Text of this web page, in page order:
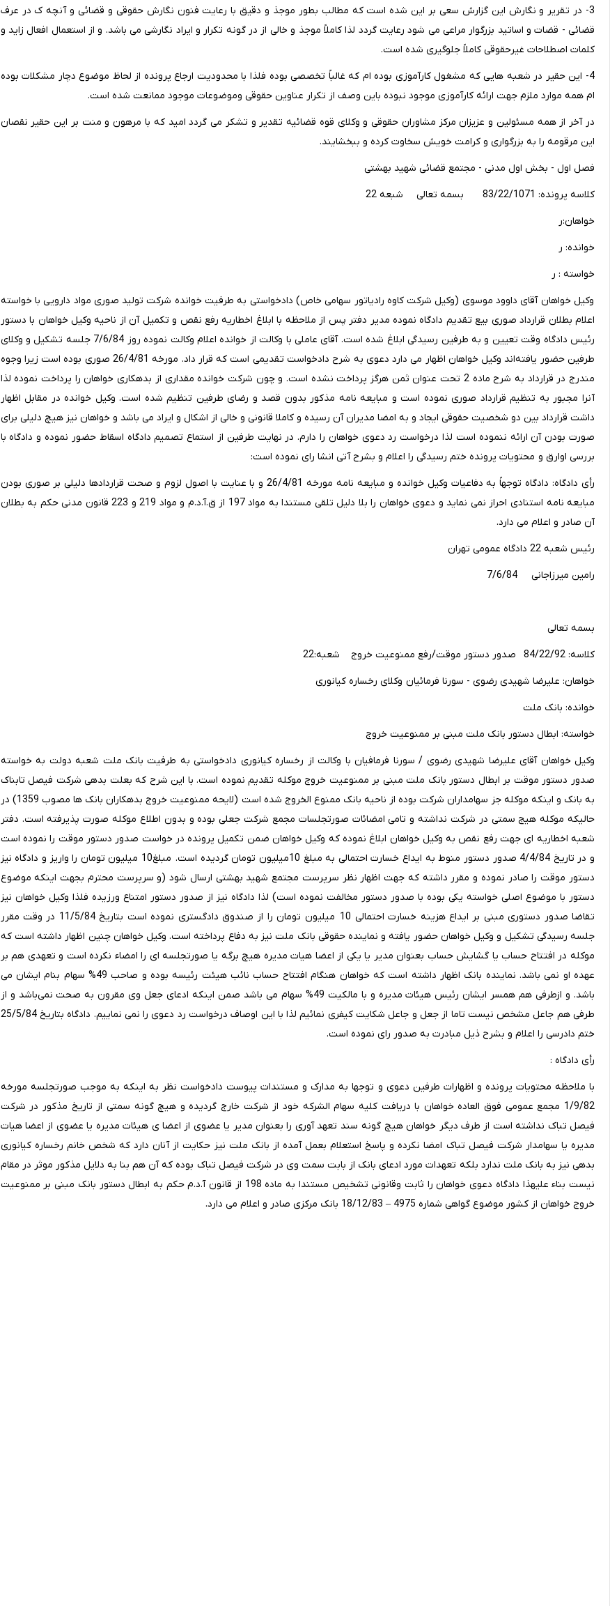
3- در تقریر و نگارش این گزارش سعی بر این شده است که مطالب بطور موجذ و دقیق با رعایت فنون نگارش حقوقی و قضائی و آنچه ک در عرف
قضائی - قضات و اساتید بزرگوار مراعی می شود رعایت گردد لذا کاملاً موجذ و خالی از در گونه تکرار و ایراد نگارشی می باشد. و از استعمال افعال زاید و
کلمات اصطلاحات غیرحقوقی کاملاً جلوگیری شده است.
4- این حقیر در شعبه هایی که مشغول کارآموزی بوده ام که غالباً تخصصی بوده فلذا با محدودیت ارجاع پرونده از لحاظ موضوع دچار مشکلات بوده
ام همه موارد ملزم جهت ارائه کارآموزی موجود نبوده باین وصف از تکرار عناوین حقوقی وموضوعات موجود ممانعت شده است.
در آخر از همه مسئولین و عزیزان مرکز مشاوران حقوقی و وکلای قوه قضائیه تقدیر و تشکر می گردد امید که با مرهون و منت بر این حقیر نقصان
این مرقومه را به بزرگواری و کرامت خویش سخاوت کرده و ببخشایند.
فصل اول - بخش اول مدنی - مجتمع قضائی شهید بهشتی
کلاسه پرونده: 83/22/1071 بسمه تعالی شبعه 22
خواهان:ر
خوانده: ر
خواسته : ر
وکیل خواهان آقای داوود موسوی (وکیل شرکت کاوه رادیاتور سهامی خاص) دادخواستی به طرفیت خوانده شرکت تولید صوری مواد دارویی با خواسته
اعلام بطلان قرارداد صوری بیع تقدیم دادگاه نموده مدیر دفتر پس از ملاحظه با ابلاغ اخطاریه رفع نقص و تکمیل آن از ناحیه وکیل خواهان با دستور
رئیس دادگاه وقت تعیین و به طرفین رسیدگی ابلاغ شده است. آقای عاملی با وکالت از خوانده اعلام وکالت نموده روز 7/6/84 جلسه تشکیل و وکلای
طرفین حضور یافته‌اند وکیل خواهان اظهار می دارد دعوی به شرح دادخواست تقدیمی است که قرار داد. مورخه 26/4/81 صوری بوده است زیرا وجوه
مندرج در قرارداد به شرح ماده 2 تحت عنوان ثمن هرگز پرداخت نشده است. و چون شرکت خوانده مقداری از بدهکاری خواهان را پرداخت نموده لذا
آنرا مجبور به تنظیم قرارداد صوری نموده است و مبایعه نامه مذکور بدون قصد و رضای طرفین تنظیم شده است. وکیل خوانده در مقابل اظهار
داشت قرارداد بین دو شخصیت حقوقی ایجاد و به امضا مدیران آن رسیده و کاملا قانونی و خالی از اشکال و ایراد می باشد و خواهان نیز هیچ دلیلی برای
صورت بودن آن ارائه ننموده است لذا درخواست رد دعوی خواهان را دارم. در نهایت طرفین از استماع تصمیم دادگاه اسقاط حضور نموده و دادگاه با
بررسی اوارق و محتویات پرونده ختم رسیدگی را اعلام و بشرح آتی انشا رای نموده است:
رأی دادگاه: دادگاه توجهاً به دفاعیات وکیل خوانده و مبایعه نامه مورخه 26/4/81 و با عنایت با اصول لزوم و صحت قراردادها دلیلی بر صوری بودن
مبایعه نامه استنادی احراز نمی نماید و دعوی خواهان را بلا دلیل تلقی مستندا به مواد 197 از ق.آ.د.م و مواد 219 و 223 قانون مدنی حکم به بطلان
آن صادر و اعلام می دارد.
رئیس شعبه 22 دادگاه عمومی تهران
رامین میرزاجانی 7/6/84
بسمه تعالی
کلاسه: 84/22/92 صدور دستور موقت/رفع ممنوعیت خروج شعبه:22
خواهان: علیرضا شهیدی رضوی - سورنا فرمائیان وکلای رخساره کیانوری
خوانده: بانک ملت
خواسته: ابطال دستور بانک ملت مبنی بر ممنوعیت خروج
وکیل خواهان آقای علیرضا شهیدی رضوی / سورنا فرمافیان با وکالت از رخساره کیانوری دادخواستی به طرفیت بانک ملت شعبه دولت به خواسته
صدور دستور موقت بر ابطال دستور بانک ملت مبنی بر ممنوعیت خروج موکله تقدیم نموده است. با این شرح که بعلت بدهی شرکت فیصل تابناک
به بانک و اینکه موکله جز سهامداران شرکت بوده از ناحیه بانک ممنوع الخروج شده است (لایحه ممنوعیت خروج بدهکاران بانک ها مصوب 1359) در
حالیکه موکله هیج سمتی در شرکت نداشته و تامی امضائات صورتجلسات مجمع شرکت جعلی بوده و بدون اطلاع موکله صورت پذیرفته است. دفتر
شعبه اخطاریه ای جهت رفع نقص به وکیل خواهان ابلاغ نموده که وکیل خواهان ضمن تکمیل پرونده در خواست صدور دستور موقت را نموده است
و در تاریخ 4/4/84 صدور دستور منوط به ایداع خسارت احتمالی به مبلغ 10میلیون تومان گردیده است. مبلغ10 میلیون تومان را واریز و دادگاه نیز
دستور موقت را صادر نموده و مقرر داشته که جهت اظهار نظر سرپرست مجتمع شهید بهشتی ارسال شود (و سرپرست محترم بجهت اینکه موضوع
دستور با موضوع اصلی خواسته یکی بوده با صدور دستور مخالفت نموده است) لذا دادگاه نیز از صدور دستور امتناع ورزیده فلذا وکیل خواهان نیز
تقاضا صدور دستوری مبنی بر ایداع هزینه خسارت احتمالی 10 میلیون تومان را از صندوق دادگستری نموده است بتاریخ 11/5/84 در وقت مقرر
جلسه رسیدگی تشکیل و وکیل خواهان حضور یافته و نماینده حقوقی بانک ملت نیز به دفاع پرداخته است. وکیل خواهان چنین اظهار داشته است که
موکله در افتتاح حساب یا گشایش حساب بعنوان مدیر یا یکی از اعضا هیات مدیره هیچ برگه یا صورتجلسه ای را امضاء نکرده است و تعهدی هم بر
عهده او نمی باشد. نماینده بانک اظهار داشته است که خواهان هنگام افتتاح حساب نائب هیئت رئیسه بوده و صاحب 49% سهام بنام ایشان می
باشد. و ازطرفی هم همسر ایشان رئیس هیئات مدیره و با مالکیت 49% سهام می باشد صمن اینکه ادعای جعل وی مقرون به صحت نمی‌باشد و از
طرفی هم جاعل مشخص نیست تاما از جعل و جاعل شکایت کیفری نمائیم لذا با این اوصاف درخواست رد دعوی را نمی نماییم. دادگاه بتاریخ 25/5/84
ختم دادرسی را اعلام و بشرح ذیل مبادرت به صدور رای نموده است.
رأی دادگاه :
با ملاحظه محتویات پرونده و اظهارات طرفین دعوی و توجها به مدارک و مستندات پیوست دادخواست نظر به اینکه به موجب صورتجلسه مورخه
1/9/82 مجمع عمومی فوق العاده خواهان با دریافت کلیه سهام الشرکه خود از شرکت خارج گردیده و هیچ گونه سمتی از تاریخ مذکور در شرکت
فیصل تباک نداشته است از طرف دیگر خواهان هیچ گونه سند تعهد آوری را بعنوان مدیر یا عضوی از اعضا ی هیئات مدیره یا عضوی از اعضا هیات
مدیره یا سهامدار شرکت فیصل تباک امضا نکرده و پاسخ استعلام بعمل آمده از بانک ملت نیز حکایت از آنان دارد که شخص خانم رخساره کیانوری
بدهی نیز به بانک ملت ندارد بلکه تعهدات مورد ادعای بانک از بابت سمت وی در شرکت فیصل تباک بوده که آن هم بنا به دلایل مذکور موثر در مقام
نیست بناء علیهذا دادگاه دعوی خواهان را ثابت وقانونی تشخیص مستندا به ماده 198 از قانون آ.د.م حکم به ابطال دستور بانک مبنی بر ممنوعیت
خروج خواهان از کشور موضوع گواهی شماره 4975 – 18/12/83 بانک مرکزی صادر و اعلام می دارد.